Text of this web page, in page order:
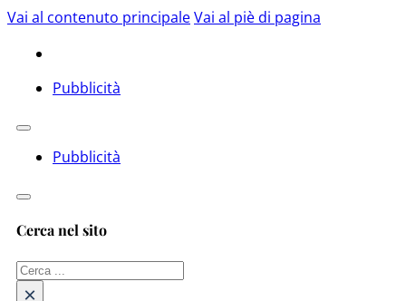
Vai al contenuto principaleVai al piè di pagina
Pubblicità
Pubblicità
Cerca nel sito
Cerca
×